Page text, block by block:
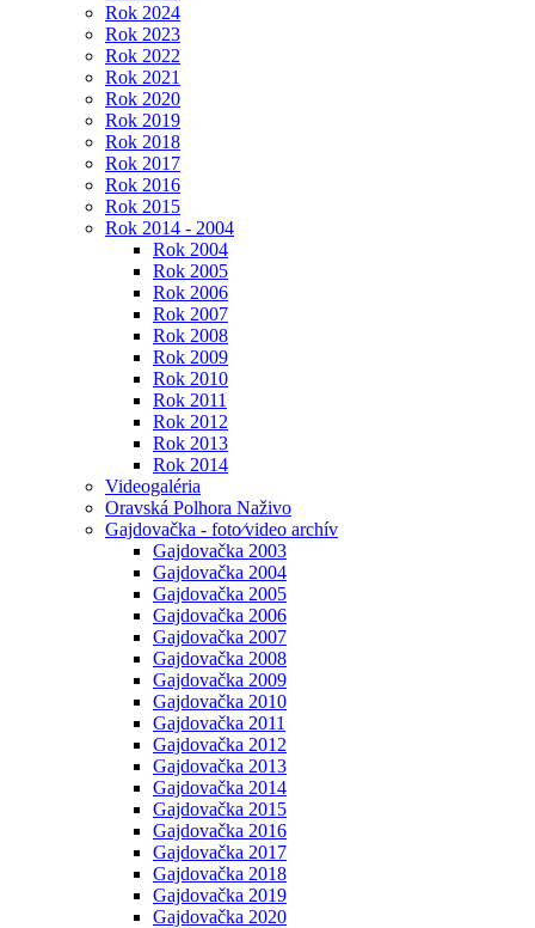
Rok 2024
Rok 2023
Rok 2022
Rok 2021
Rok 2020
Rok 2019
Rok 2018
Rok 2017
Rok 2016
Rok 2015
Rok 2014 - 2004
Rok 2004
Rok 2005
Rok 2006
Rok 2007
Rok 2008
Rok 2009
Rok 2010
Rok 2011
Rok 2012
Rok 2013
Rok 2014
Videogaléria
Oravská Polhora Naživo
Gajdovačka - foto⁄video archív
Gajdovačka 2003
Gajdovačka 2004
Gajdovačka 2005
Gajdovačka 2006
Gajdovačka 2007
Gajdovačka 2008
Gajdovačka 2009
Gajdovačka 2010
Gajdovačka 2011
Gajdovačka 2012
Gajdovačka 2013
Gajdovačka 2014
Gajdovačka 2015
Gajdovačka 2016
Gajdovačka 2017
Gajdovačka 2018
Gajdovačka 2019
Gajdovačka 2020